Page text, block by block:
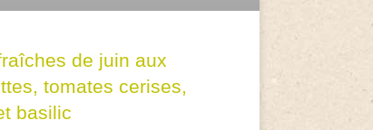
de juin aux
tomates cerises,
basilic